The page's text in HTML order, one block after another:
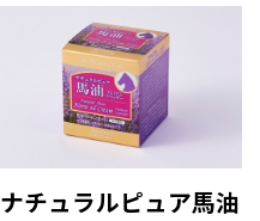
ナチュラルピュア馬油